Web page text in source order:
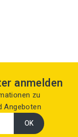
anmelden
zu
Angeboten